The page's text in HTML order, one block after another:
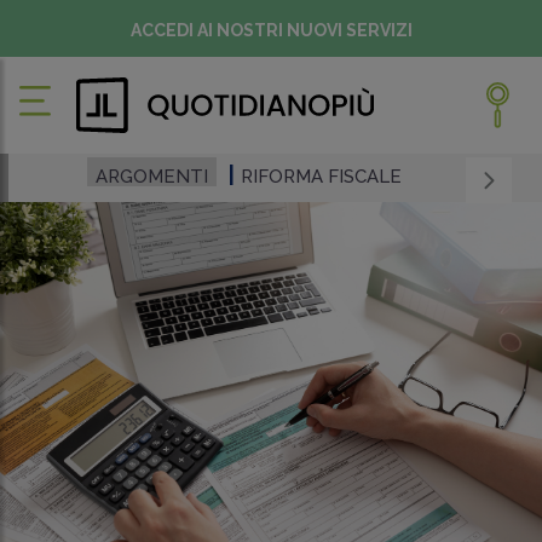
ACCEDI AI NOSTRI NUOVI SERVIZI
ARGOMENTI RIFORMA FISCALE